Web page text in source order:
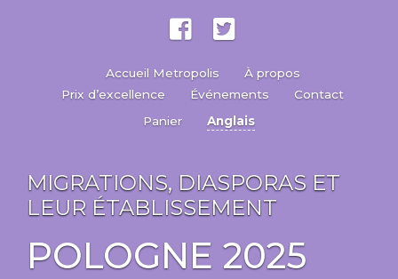
Accueil Metropolis
À propos
Prix d’excellence
Événements
Contact
Panier
Anglais
MIGRATIONS, DIASPORAS ET
LEUR ÉTABLISSEMENT
POLOGNE 2025